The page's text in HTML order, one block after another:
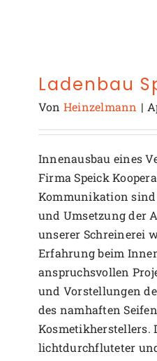
Ladenbau
Von Heinzelmann |
Innenausbau eines
Firma Speick
Kommunikation sind
und Umsetzung der
unserer Schreinerei
Erfahrung beim
anspruchsvollen
und Vorstellungen
des namhaften
Kosmetikherstellers.
lichtdurchfluteter